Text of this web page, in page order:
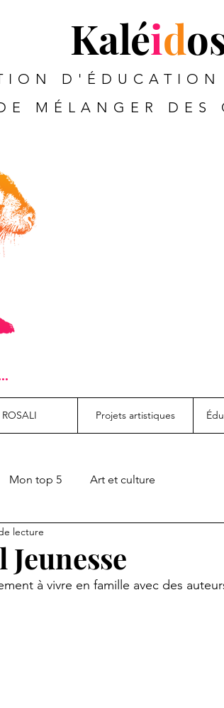
Kaléid
MÉLANGER
ROSALI Projets artistiques
Mon top 5 Art et culture
lecture
à vivre en famille avec des